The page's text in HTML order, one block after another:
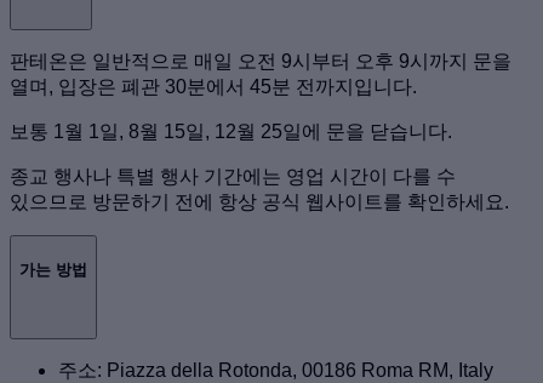
판테온은 일반적으로 매일 오전 9시부터 오후 9시까지 문을
열며, 입장은 폐관 30분에서 45분 전까지입니다.
보통 1월 1일, 8월 15일, 12월 25일에 문을 닫습니다.
종교 행사나 특별 행사 기간에는 영업 시간이 다를 수
있으므로 방문하기 전에 항상 공식 웹사이트를 확인하세요.
가는 방법
주소: Piazza della Rotonda, 00186 Roma RM, Italy